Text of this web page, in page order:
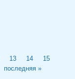
13 14
15
последняя »